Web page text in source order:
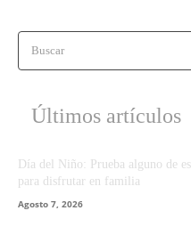
Buscar
Últimos artículos
Día del Niño: Prueba alguno de
para disfrutar en familia
Agosto 7, 2026